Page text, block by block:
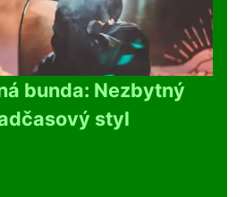
bunda: Nezbytný
styl